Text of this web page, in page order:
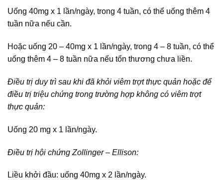
Uống 40mg x 1 lần/ngày, trong 4 tuần, có thể uống thêm 4
tuần nữa nếu cần.
Hoặc uống 20 – 40mg x 1 lần/ngày, trong 4 – 8 tuần, có thể
uống thêm 4 – 8 tuần nữa nếu tổn thương chưa liền.
Điều trị duy trì sau khi đã khỏi viêm trợt thực quản hoặc để
điều trị triệu chứng trong trường hợp không có viêm trợt
thực quản:
Uống 20 mg x 1 lần/ngày.
Điều trị hội chứng Zollinger – Ellison:
Liều khởi đầu: uống 40mg x 2 lần/ngày.